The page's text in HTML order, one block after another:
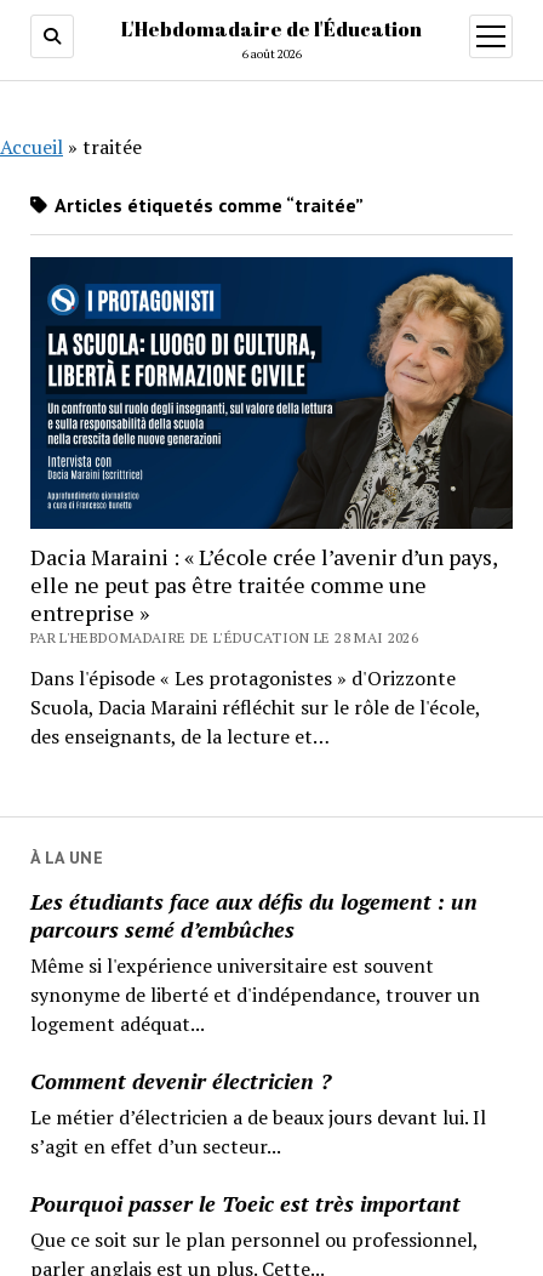
L'Hebdomadaire de l'Éducation
6 août 2026
ouvrir
menu
À LA UNE
Les étudiants face aux défis du logement : un
parcours semé d’embûches
Même si l'expérience universitaire est souvent
synonyme de liberté et d'indépendance, trouver un
logement adéquat...
Comment devenir électricien ?
Le métier d’électricien a de beaux jours devant lui. Il
s’agit en effet d’un secteur...
Pourquoi passer le Toeic est très important
Que ce soit sur le plan personnel ou professionnel,
parler anglais est un plus. Cette...
Accueil » traitée
Articles étiquetés comme “traitée”
Dacia Maraini : « L’école crée l’avenir d’un pays,
elle ne peut pas être traitée comme une
entreprise »
PAR L'HEBDOMADAIRE DE L'ÉDUCATION LE 28 MAI 2026
Dans l'épisode « Les protagonistes » d'Orizzonte
Scuola, Dacia Maraini réfléchit sur le rôle de l'école,
des enseignants, de la lecture et…